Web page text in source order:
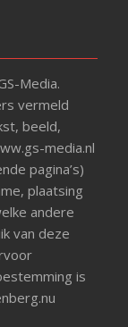
Media.
vermeld
beeld,
media.nl
pagina’s)
plaatsing
andere
van deze
is